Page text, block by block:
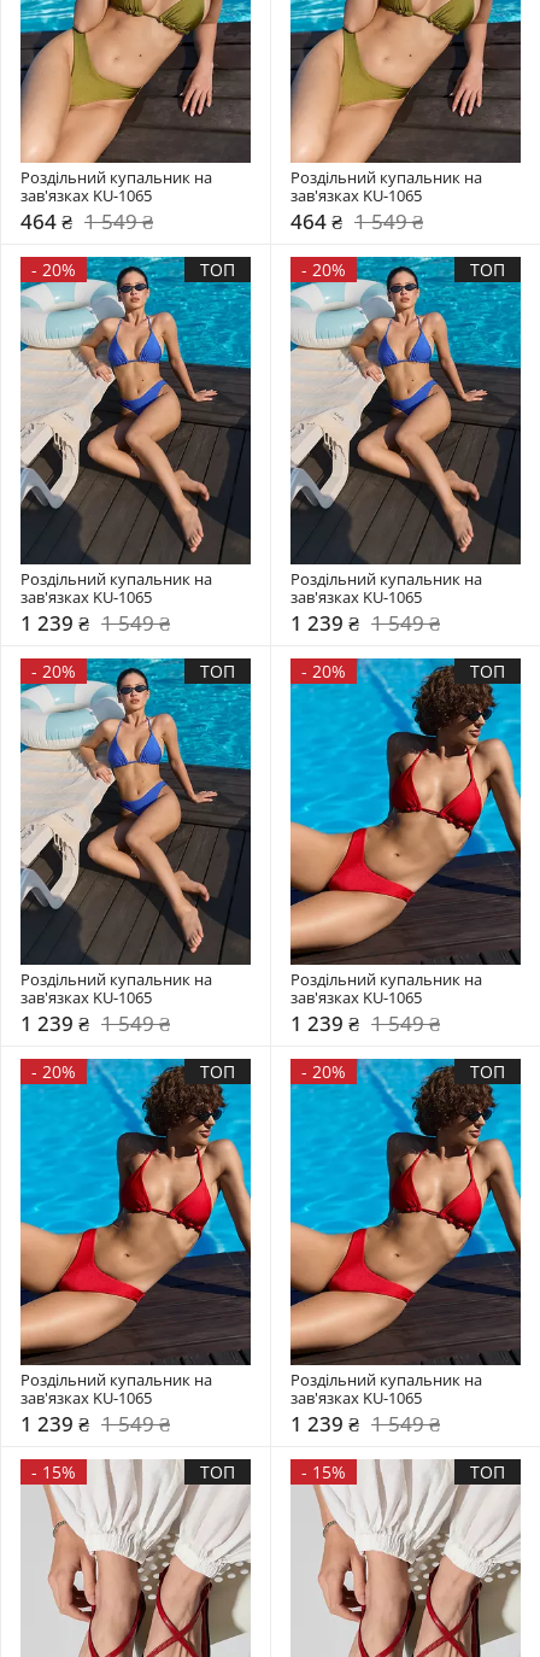
Роздільний купальник на
зав'язках KU-1065
464 ₴ 1 549 ₴
Роздільний купальник на
зав'язках KU-1065
464 ₴ 1 549 ₴
- 20% ТОП
Роздільний купальник на
зав'язках KU-1065
1 239 ₴ 1 549 ₴
- 20% ТОП
Роздільний купальник на
зав'язках KU-1065
1 239 ₴ 1 549 ₴
- 20% ТОП
Роздільний купальник на
зав'язках KU-1065
1 239 ₴ 1 549 ₴
- 20% ТОП
Роздільний купальник на
зав'язках KU-1065
1 239 ₴ 1 549 ₴
- 20% ТОП
Роздільний купальник на
зав'язках KU-1065
1 239 ₴ 1 549 ₴
- 20% ТОП
Роздільний купальник на
зав'язках KU-1065
1 239 ₴ 1 549 ₴
- 15% ТОП - 15% ТОП